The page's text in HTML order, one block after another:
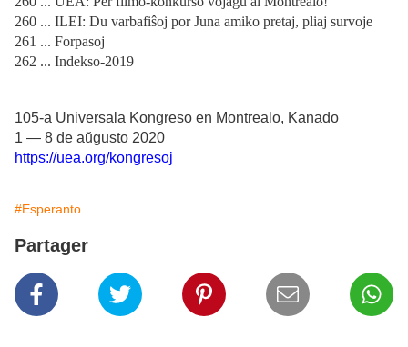
260 ... ILEI: Du varbafiŝoj por Juna amiko pretaj, pliaj survoje
261 ... Forpasoj
262 ... Indekso-2019
105-a Universala Kongreso en Montrealo, Kanado
1 — 8 de aŭgusto 2020
https://uea.org/kongresoj
#Esperanto
Partager